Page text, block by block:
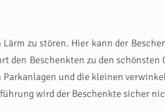
zu stören. Hier kann der
Beschenkten zu den schönsten
und die kleinen
wird der Beschenkte sicher